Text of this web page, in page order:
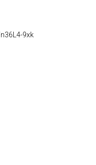
9xk